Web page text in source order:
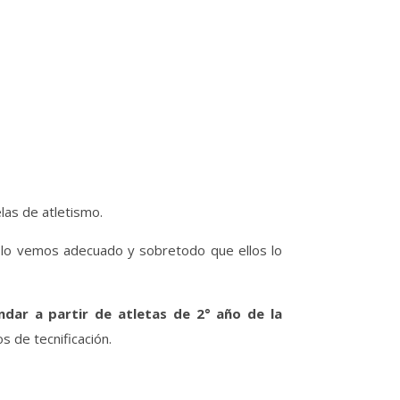
de atletismo.
vemos adecuado y sobretodo que ellos lo
a partir de atletas de 2° año de la
de tecnificación.